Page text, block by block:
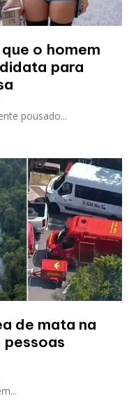
o homem
para
pousado...
de mata na